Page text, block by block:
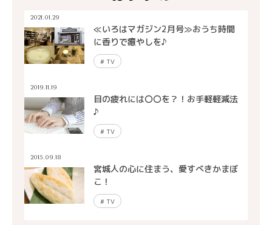
2021.01.29
≪いろはマガジン2月号≫おうち時間
に香りで癒やしを♪
#TV
2019.11.19
目の疲れには〇〇を？！お手軽軽減法
♪
#TV
2015.09.18
宮城人の心に住まう、愛すべきかまぼ
こ！
#TV